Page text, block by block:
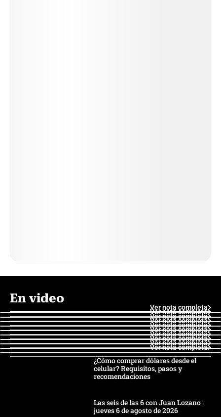
En video
Ver nota completa
Ver nota completa
Ver nota completa
Ver nota completa
Ver nota completa
Ver nota completa
Ver nota completa
Ver nota completa
Ver nota completa
Ver nota completa
¿Cómo comprar dólares desde el
celular? Requisitos, pasos y
recomendaciones
Las seis de las 6 con Juan Lozano |
jueves 6 de agosto de 2026